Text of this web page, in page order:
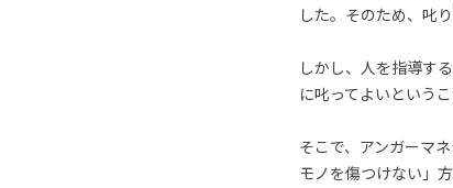
した。そのため、叱
しかし、人を指導す
に叱ってよいという
そこで、アンガーマ
モノを傷つけない」